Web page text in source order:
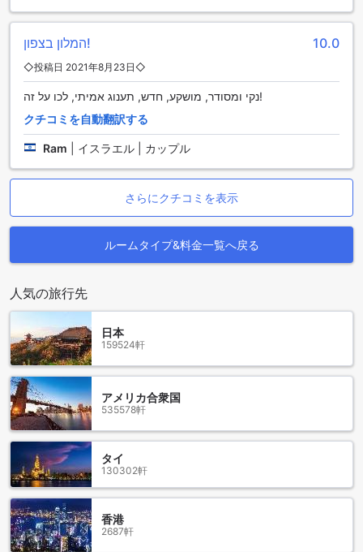
すめです。
ナハリヤの魅力的な周辺エリア
ナハリヤは、イスラエルの北部に位置する美しい海沿いの都
市で、その絶景とリラックスできる雰囲気が魅力です。青い
地中海の海と白い砂浜が広がり、訪れる人々にとって理想的
なリゾート地となっています。特に夏季には、海水浴やウォ
ータースポーツを楽しむ観光客で賑わいます。また、ナハリ
ヤの港町としての歴史も深く、新鮮なシーフードを堪能でき
るレストランや、地元の市場も訪れる価値があります。散策
ることができるでしょう。
ナハリヤに到着したら、最寄りのナハリヤ空港からカーサ ブ
ティック ホテルへは便利な交通手段が多数あります。空港か
らホテルまではタクシーを利用するのが最も快適で迅速な方
め、荷物が多い方や初めての訪問者にとって理想的です。タ
クシーは空港のタクシー乗り場から簡単に手配でき、事前に
予約しておくことも可能です。
カーサ ブティック ホテル周辺の魅力的な観光スポット
カーサ ブティック ホテルからは、自然の美しさと歴史的な魅
力を兼ね備えた観光スポットが簡単にアクセスできます。ま
ず、アクジブ国立公園は、青々とした自然と静かな海辺の風
景が広がる絶好の場所で、ハイキングやピクニックに最適で
す。また、ガレイ・ガリルビーチは、透き通るような海水と
白い砂浜が魅力のビーチで、リラックスしたひとときを過ご
すのにぴったりです。歴史と文化に興味がある方には、ゲッ
トー・ファイターズ博物館（ロハメイ・ハゲタオト博物館）
המלון בצפון! 10.0
◇投稿日 2021年8月23日◇
נקי ומסודר, מושקע, חדש, תענוג אמיתי, לכו על זה!
クチコミを自動翻訳する
Ram イスラエル | カップル
さらにクチコミを表示
ルームタイプ&料金一覧へ戻る
人気の旅行先
日本
159524軒
アメリカ合衆国
535578軒
タイ
130302軒
香港
2687軒